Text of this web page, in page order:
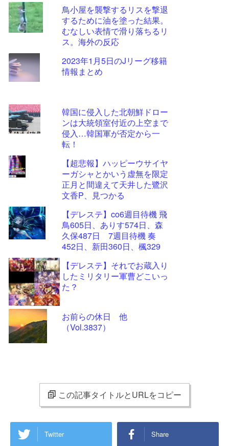
鳥小屋を襲撃するリスを撃退
するために油を塗った結果。
むなしい表情で滑り落ちるリ
ス。海外の反応
2023年1月5日のJリーグ移籍
情報まとめ
韓国に侵入した北朝鮮ドロー
ンは大統領室付近の上空まで
侵入…韓国軍が否定から一
転！
【超悲報】ハッピーウサイヤ
ーガシャとかいう虚無を限定
正月と間違えて天井した鷺沢
文香P、見つかる
【デレステ】co6週目待機 飛
鳥605日、ありす574日、森
久保487日 7週目待機 奏
452日、新田360日、楓329
【デレステ】それでお蔵入り
したミリタリー軍曹どこいっ
た？
お前らの休日 他
（Vol.3837）
この記事タイトルとURLをコピー
Twitter Share